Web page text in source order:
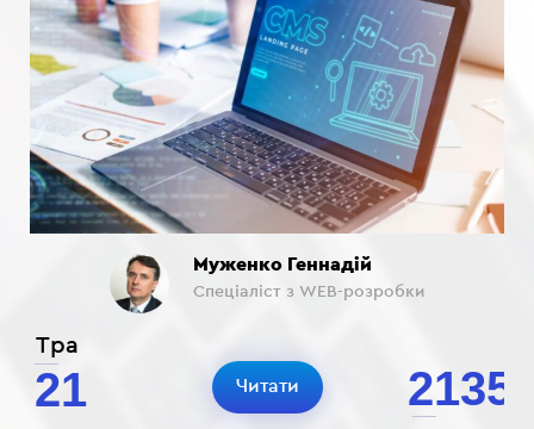
Тра
21 2135
Муженко Геннадій
Спеціаліст з WEB-розробки
Читати